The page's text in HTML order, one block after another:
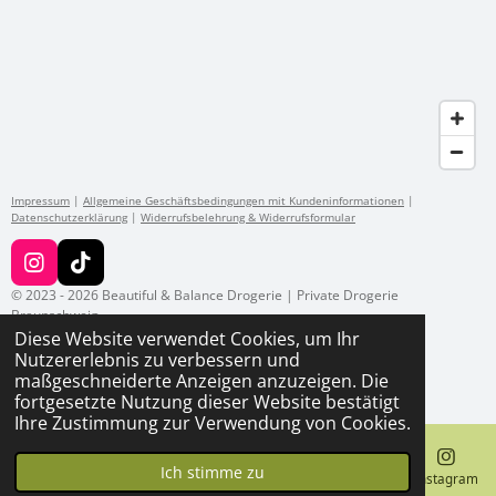
Diese Website verwendet Cookies, um Ihr
Nutzererlebnis zu verbessern und
maßgeschneiderte Anzeigen anzuzeigen. Die
fortgesetzte Nutzung dieser Website bestätigt
Ihre Zustimmung zur Verwendung von Cookies.
Ich stimme zu
Impressum | Allgemeine Geschäftsbedingungen mit Kundeninformationen |
Datenschutzerklärung | Widerrufsbelehrung & Widerrufsformular
I
n
s
t
a
g
r
a
T
i
k
T
o
k
© 2023 - 2026 Beautiful & Balance Drogerie | Private Drogerie
Braunschweig
Telefon Instagram